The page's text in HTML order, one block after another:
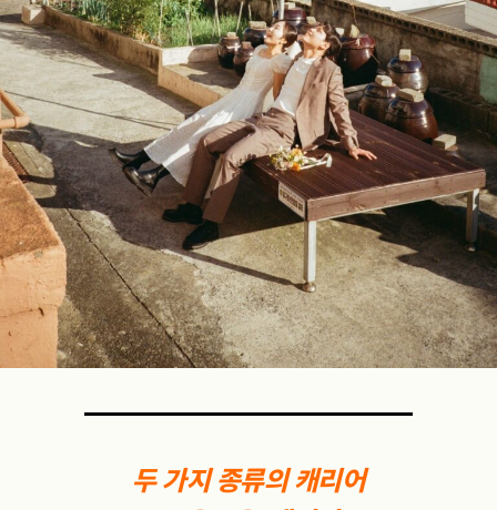
두 가지 종류의 캐리어